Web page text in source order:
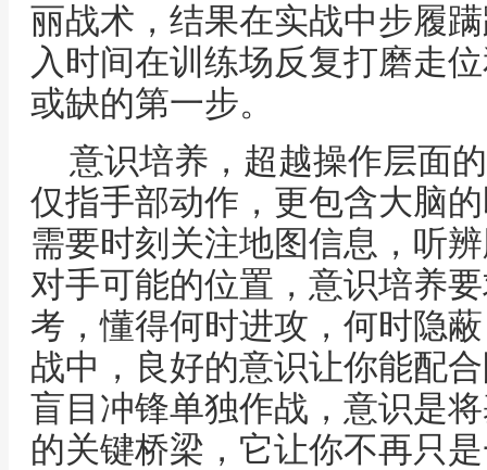
丽战术，结果在实战中步履
入时间在训练场反复打磨走
或缺的第一步。
意识培养，超越操作层面
仅指手部动作，更包含大脑
需要时刻关注地图信息，听
对手可能的位置，意识培养
考，懂得何时进攻，何时隐
战中，良好的意识让你能配
盲目冲锋单独作战，意识是
的关键桥梁，它让你不再只